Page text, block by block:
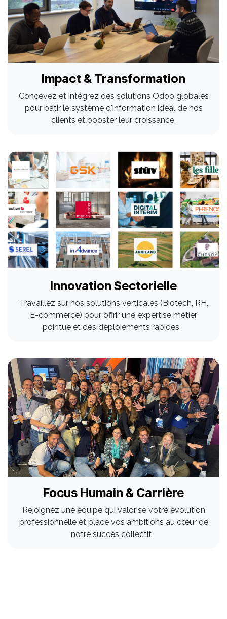
Impact & Transformation
Concevez et intégrez des solutions Odoo globales
pour bâtir le système d'information idéal de nos
clients et booster leur croissance.
Innovation Sectorielle
Travaillez sur nos solutions verticales (Biotech, RH,
E-commerce) pour offrir une expertise métier
pointue et des déploiements rapides.
Focus Humain & Carrière
Rejoignez une équipe qui valorise votre évolution
professionnelle et place vos ambitions au cœur de
notre succès collectif.